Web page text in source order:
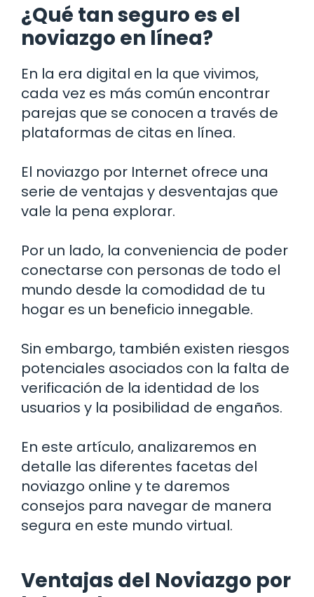
¿Qué tan seguro es el
noviazgo en línea?
En la era digital en la que vivimos,
cada vez es más común encontrar
parejas que se conocen a través de
plataformas de citas en línea.
El noviazgo por Internet ofrece una
serie de ventajas y desventajas que
vale la pena explorar.
Por un lado, la conveniencia de poder
conectarse con personas de todo el
mundo desde la comodidad de tu
hogar es un beneficio innegable.
Sin embargo, también existen riesgos
potenciales asociados con la falta de
verificación de la identidad de los
usuarios y la posibilidad de engaños.
En este artículo, analizaremos en
detalle las diferentes facetas del
noviazgo online y te daremos
consejos para navegar de manera
segura en este mundo virtual.
Ventajas del Noviazgo por